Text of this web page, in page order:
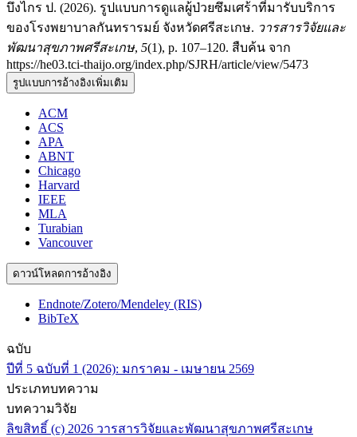
บึงไกร ป. (2026). รูปแบบการดูแลผู้ป่วยซึมเศร้าที่มารับบริการ
ของโรงพยาบาลกันทรารมย์ จังหวัดศรีสะเกษ. วารสารวิจัยและ
พัฒนาสุขภาพศรีสะเกษ, 5(1), p. 107–120. สืบค้น จาก
https://he03.tci-thaijo.org/index.php/SJRH/article/view/5473
รูปแบบการอ้างอิงเพิ่มเติม
ACM
ACS
APA
ABNT
Chicago
Harvard
IEEE
MLA
Turabian
Vancouver
ดาวน์โหลดการอ้างอิง
Endnote/Zotero/Mendeley (RIS)
BibTeX
ฉบับ
ปีที่ 5 ฉบับที่ 1 (2026): มกราคม - เมษายน 2569
ประเภทบทความ
บทความวิจัย
ลิขสิทธิ์ (c) 2026 วารสารวิจัยและพัฒนาสุขภาพศรีสะเกษ